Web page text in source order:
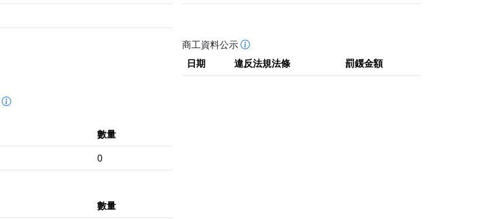
商工資料公示
日期
違反法規法條 罰鍰金額
數量
0
數量